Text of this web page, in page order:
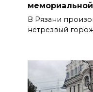
В Рязани
нетрезвый